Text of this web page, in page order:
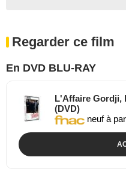
Regarder ce film
En DVD BLU-RAY
L'Affaire Gordji,
(DVD)
neuf à